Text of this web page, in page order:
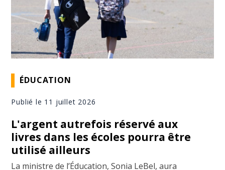
ÉDUCATION
Publié le 11 juillet 2026
L'argent autrefois réservé aux
livres dans les écoles pourra être
utilisé ailleurs
La ministre de l’Éducation, Sonia LeBel, aura